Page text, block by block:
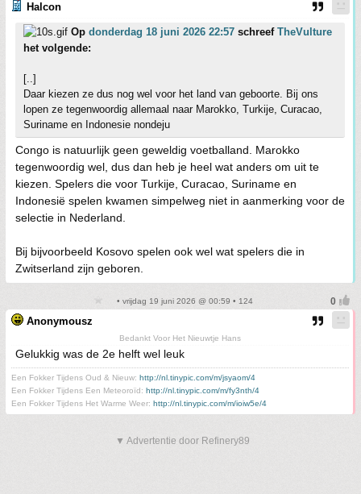
Halcon
Op donderdag 18 juni 2026 22:57 schreef TheVulture
het volgende:
[..]
Daar kiezen ze dus nog wel voor het land van geboorte. Bij ons
lopen ze tegenwoordig allemaal naar Marokko, Turkije, Curacao,
Suriname en Indonesie nondeju
Congo is natuurlijk geen geweldig voetballand. Marokko
tegenwoordig wel, dus dan heb je heel wat anders om uit te
kiezen. Spelers die voor Turkije, Curacao, Suriname en
Indonesië spelen kwamen simpelweg niet in aanmerking voor de
selectie in Nederland.
Bij bijvoorbeeld Kosovo spelen ook wel wat spelers die in
Zwitserland zijn geboren.
• vrijdag 19 juni 2026 @ 00:59 • 124
Anonymousz
Bedankt Voor Het Nieuwtje Hans
Gelukkig was de 2e helft wel leuk
Een Fokker Tijdens Oud & Nieuw: http://nl.tinypic.com/m/jsyaom/4
Een Fokker Tijdens Een Meteoroïd: http://nl.tinypic.com/m/fy3nth/4
Een Fokker Tijdens Het Warme Weer: http://nl.tinypic.com/m/ioiw5e/4
▼ Advertentie door Refinery89